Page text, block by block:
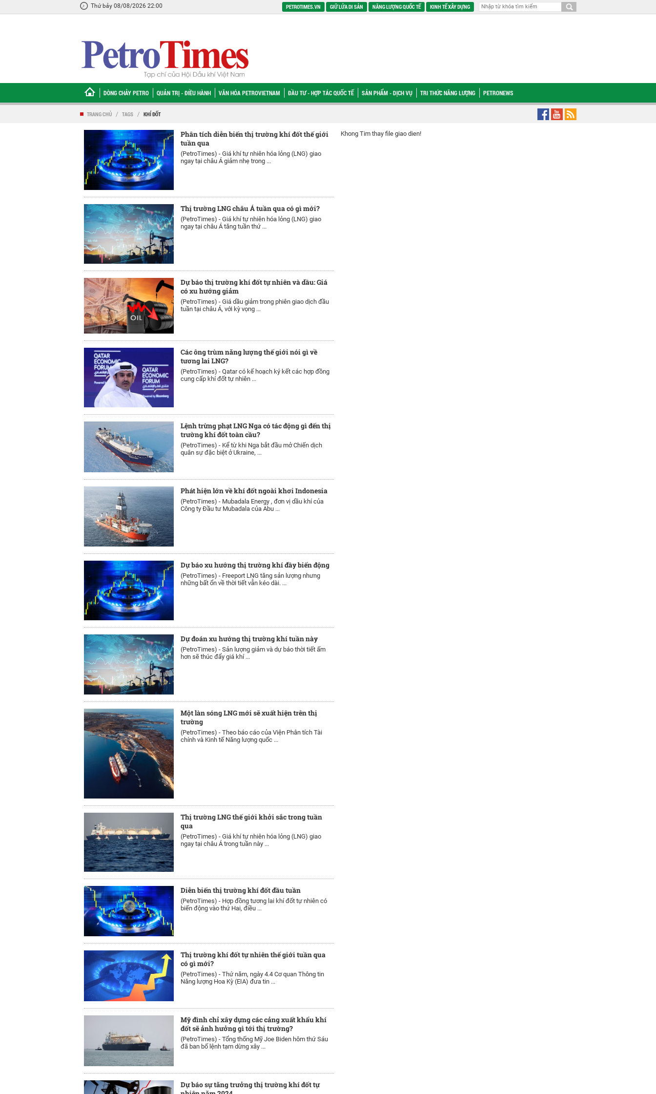
Thứ bảy 08/08/2026 22:00 PETROTIMES.VN GIỮ LỬA DI SẢN NĂNG LƯỢNG QUỐC TẾ KINH TẾ XÂY DỰNG
DÒNG CHẢY PETRO QUẢN TRỊ - ĐIỀU HÀNH VĂN HÓA PETROVIETNAM ĐẦU TƯ - HỢP TÁC QUỐC TẾ SẢN PHẨM - DỊCH VỤ TRI THỨC NĂNG LƯỢNG PETRONEWS
TRANG CHỦ / TAGS / KHÍ ĐỐT
Phân tích diễn biến thị trường khí đốt thế giới
tuần qua
(PetroTimes) - Giá khí tự nhiên hóa lỏng (LNG) giao
ngay tại châu Á giảm nhẹ trong ...
Thị trường LNG châu Á tuần qua có gì mới?
(PetroTimes) - Giá khí tự nhiên hóa lỏng (LNG) giao
ngay tại châu Á tăng tuần thứ ...
Dự báo thị trường khí đốt tự nhiên và dầu: Giá
có xu hướng giảm
(PetroTimes) - Giá dầu giảm trong phiên giao dịch đầu
tuần tại châu Á, với kỳ vọng ...
Các ông trùm năng lượng thế giới nói gì về
tương lai LNG?
(PetroTimes) - Qatar có kế hoạch ký kết các hợp đồng
cung cấp khí đốt tự nhiên ...
Lệnh trừng phạt LNG Nga có tác động gì đến thị
trường khí đốt toàn cầu?
(PetroTimes) - Kể từ khi Nga bắt đầu mở Chiến dịch
quân sự đặc biệt ở Ukraine, ...
Phát hiện lớn về khí đốt ngoài khơi Indonesia
(PetroTimes) - Mubadala Energy , đơn vị dầu khí của
Công ty Đầu tư Mubadala của Abu ...
Dự báo xu hướng thị trường khí đầy biến động
(PetroTimes) - Freeport LNG tăng sản lượng nhưng
những bất ổn về thời tiết vẫn kéo dài. ...
Dự đoán xu hướng thị trường khí tuần này
(PetroTimes) - Sản lượng giảm và dự báo thời tiết ấm
hơn sẽ thúc đẩy giá khí ...
Một làn sóng LNG mới sẽ xuất hiện trên thị
trường
(PetroTimes) - Theo báo cáo của Viện Phân tích Tài
chính và Kinh tế Năng lượng quốc ...
Thị trường LNG thế giới khởi sắc trong tuần
qua
(PetroTimes) - Giá khí tự nhiên hóa lỏng (LNG) giao
ngay tại châu Á trong tuần này ...
Diễn biến thị trường khí đốt đầu tuần
(PetroTimes) - Hợp đồng tương lai khí đốt tự nhiên có
biến động vào thứ Hai, điều ...
Thị trường khí đốt tự nhiên thế giới tuần qua
có gì mới?
(PetroTimes) - Thứ năm, ngày 4.4 Cơ quan Thông tin
Năng lượng Hoa Kỳ (EIA) đưa tin ...
Mỹ đình chỉ xây dựng các cảng xuất khẩu khí
đốt sẽ ảnh hưởng gì tới thị trường?
(PetroTimes) - Tổng thống Mỹ Joe Biden hôm thứ Sáu
đã ban bố lệnh tạm dừng xây ...
Dự báo sự tăng trưởng thị trường khí đốt tự
Khong Tim thay file giao dien!